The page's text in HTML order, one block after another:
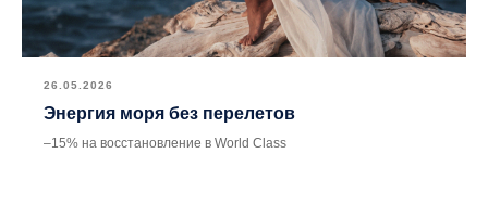
26.05.2026
Энергия моря без перелетов
–15% на восстановление в World Class